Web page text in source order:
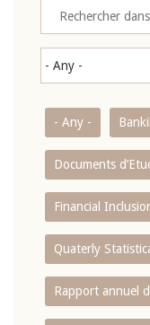
- Any -
Documents
Financial
Quaterly
Rapport annuel